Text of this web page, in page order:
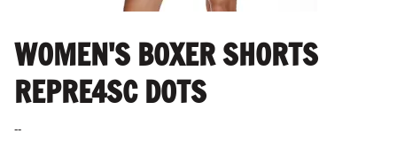
WOMEN'S BOXER SHORTS
REPRE4SC DOTS
--